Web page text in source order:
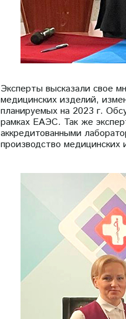
Эксперты высказали свое
медицинских изделий,
планируемых на 2023 г.
рамках ЕАЭС. Так же
аккредитованными
производство